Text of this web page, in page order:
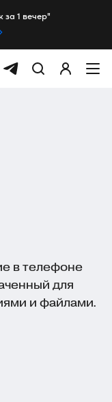
за 1 вечер"
в телефоне
для
и файлами.